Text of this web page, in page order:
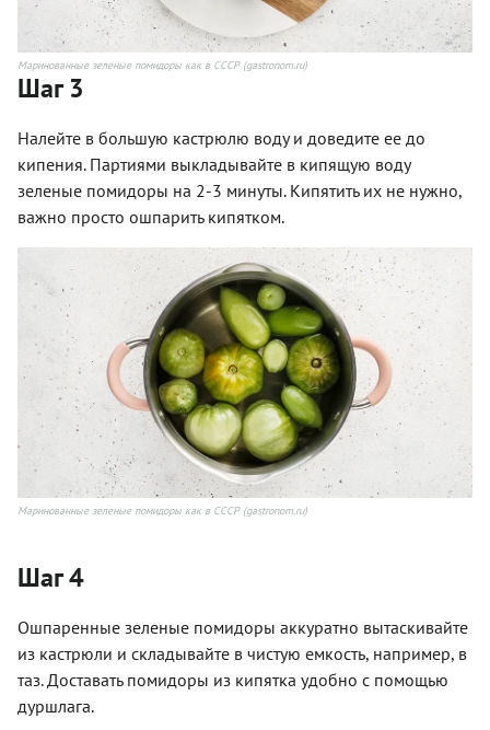
Маринованные зеленые помидоры как в СССР (gastronom.ru)
Шаг 3
Налейте в большую кастрюлю воду и доведите ее до
кипения. Партиями выкладывайте в кипящую воду
зеленые помидоры на 2-3 минуты. Кипятить их не нужно,
важно просто ошпарить кипятком.
Маринованные зеленые помидоры как в СССР (gastronom.ru)
Шаг 4
Ошпаренные зеленые помидоры аккуратно вытаскивайте
из кастрюли и складывайте в чистую емкость, например, в
таз. Доставать помидоры из кипятка удобно с помощью
дуршлага.